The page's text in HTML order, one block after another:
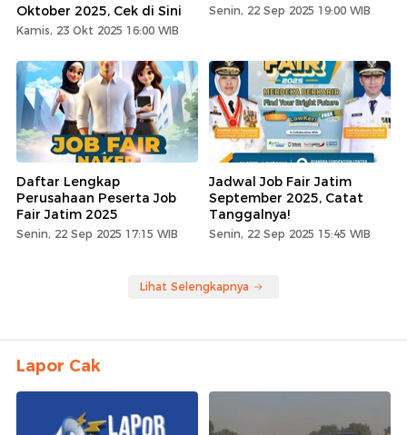
Oktober 2025, Cek di Sini
Kamis, 23 Okt 2025 16:00 WIB
Senin, 22 Sep 2025 19:00 WIB
Daftar Lengkap
Perusahaan Peserta Job
Fair Jatim 2025
Senin, 22 Sep 2025 17:15 WIB
Jadwal Job Fair Jatim
September 2025, Catat
Tanggalnya!
Senin, 22 Sep 2025 15:45 WIB
Lihat Selengkapnya
Lapor Cak